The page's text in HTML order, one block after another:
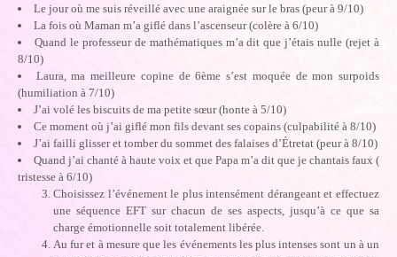
Le jour où me suis réveillé avec une araignée sur le bras (peur à 9/10)
La fois où Maman m’a giflé dans l’ascenseur (colère à 6/10)
Quand le professeur de mathématiques m’a dit que j’étais nulle (rejet à
8/10)
Laura, ma meilleure copine de 6ème s’est moquée de mon surpoids
(humiliation à 7/10)
J’ai volé les biscuits de ma petite sœur (honte à 5/10)
Ce moment où j’ai giflé mon fils devant ses copains (culpabilité à 8/10)
J’ai failli glisser et tomber du sommet des falaises d’Étretat (peur à 8/10)
Quand j’ai chanté à haute voix et que Papa m’a dit que je chantais faux (
tristesse à 6/10)
Choisissez l’événement le plus intensément dérangeant et effectuez
une séquence EFT sur chacun de ses aspects, jusqu’à ce que sa
charge émotionnelle soit totalement libérée.
Au fur et à mesure que les événements les plus intenses sont un à un